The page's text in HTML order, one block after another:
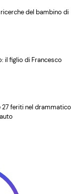
del bambino di
il figlio di Francesco
27 feriti nel drammatico